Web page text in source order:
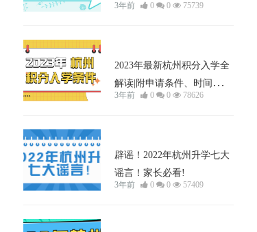
学！
3年前 0 0 75739
2023年最新杭州积分入学全
解读|附申请条件、时间、申
请材料及申请流程
3年前 0 0 78626
辟谣！2022年杭州升学七大
谣言！家长必看!
3年前 0 0 57409